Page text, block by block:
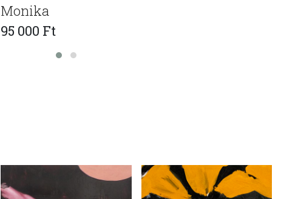
Monika
95 000 Ft